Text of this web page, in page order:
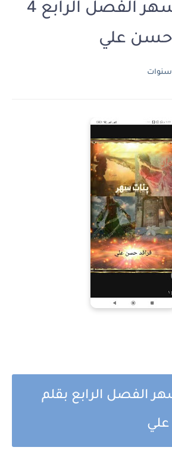
رواية بنات سهر الفصل الرابع 4
حسن علي
الفصل الرابع بقلم